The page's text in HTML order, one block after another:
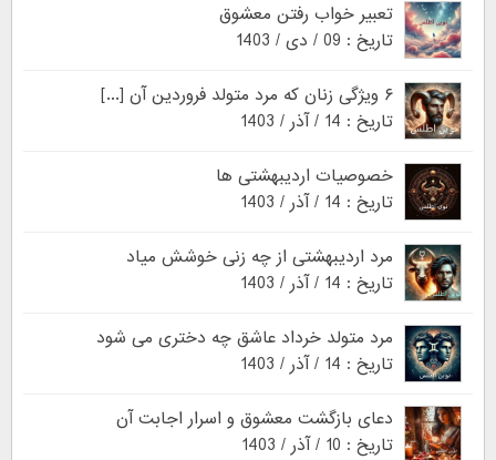
تعبیر خواب رفتن معشوق
تاریخ : 09 / دی / 1403
۶ ویژگی زنان که مرد متولد فروردین آن [...]
تاریخ : 14 / آذر / 1403
خصوصیات اردیبهشتی ها
تاریخ : 14 / آذر / 1403
مرد اردیبهشتی از چه زنی خوشش میاد
تاریخ : 14 / آذر / 1403
مرد متولد خرداد عاشق چه دختری می شود
تاریخ : 14 / آذر / 1403
دعای بازگشت معشوق و اسرار اجابت آن
تاریخ : 10 / آذر / 1403